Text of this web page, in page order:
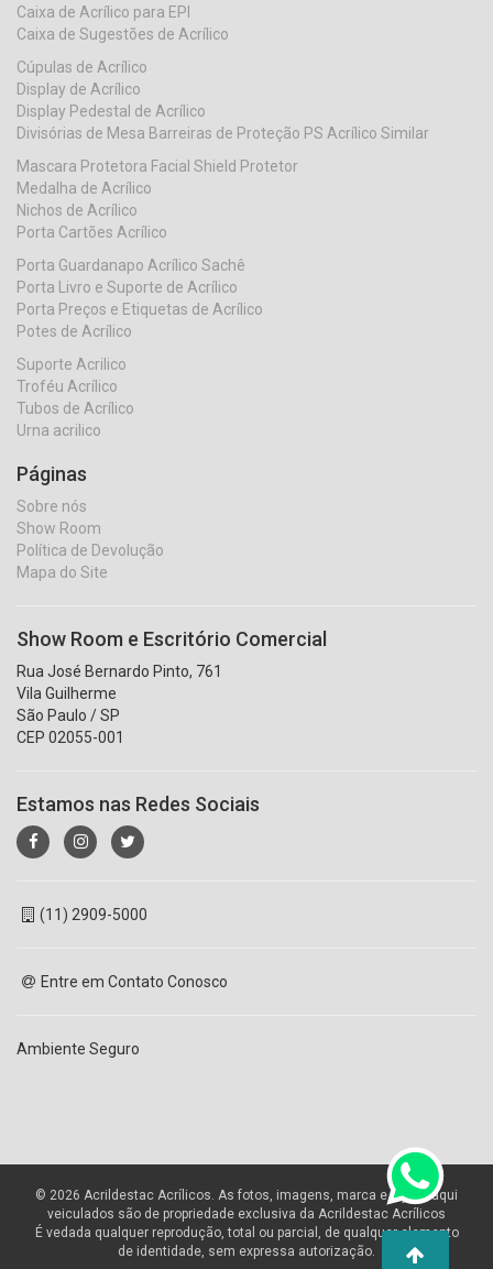
Caixa de Acrílico para EPI
Caixa de Sugestões de Acrílico
Cúpulas de Acrílico
Display de Acrílico
Display Pedestal de Acrílico
Divisórias de Mesa Barreiras de Proteção PS Acrílico Similar
Mascara Protetora Facial Shield Protetor
Medalha de Acrílico
Nichos de Acrílico
Porta Cartões Acrílico
Porta Guardanapo Acrílico Sachê
Porta Livro e Suporte de Acrílico
Porta Preços e Etiquetas de Acrílico
Potes de Acrílico
Suporte Acrilico
Troféu Acrílico
Tubos de Acrílico
Urna acrilico
Páginas
Sobre nós
Show Room
Política de Devolução
Mapa do Site
Show Room e Escritório Comercial
Rua José Bernardo Pinto, 761
Vila Guilherme
São Paulo / SP
CEP 02055-001
Estamos nas Redes Sociais
(11) 2909-5000
Entre em Contato Conosco
Ambiente Seguro
© 2026 Acrildestac Acrílicos. As fotos, imagens, marca e layout aqui
veiculados são de propriedade exclusiva da Acrildestac Acrílicos
É vedada qualquer reprodução, total ou parcial, de qualquer elemento
de identidade, sem expressa autorização.